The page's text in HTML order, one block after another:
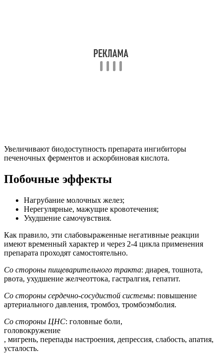
Увеличивают биодоступность препарата ингибиторы
печеночных ферментов и аскорбиновая кислота.
Побочные эффекты
Нагрубание молочных желез;
Нерегулярные, мажущие кровотечения;
Ухудшение самочувствия.
Как правило, эти слабовыраженные негативные реакции
имеют временный характер и через 2-4 цикла применения
препарата проходят самостоятельно.
Со стороны пищеварительного тракта: диарея, тошнота,
рвота, ухудшение желчеоттока, гастралгия, гепатит.
Со стороны сердечно-сосудистой системы: повышение
артериального давления, тромбоз, тромбоэмболия.
Со стороны ЦНС: головные боли,
головокружение
, мигрень, перепады настроения, депрессия, слабость, апатия,
усталость.